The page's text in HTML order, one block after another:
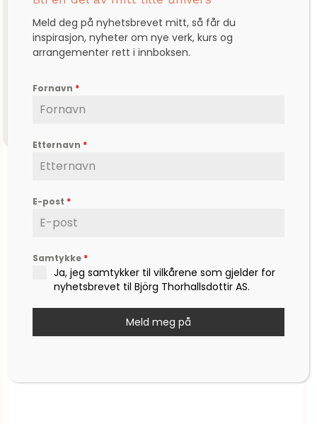
Stjernetegn Vannmannen
2.625,00
Meld deg på nyhetsbrevet mitt, så får du
inspirasjon, nyheter om nye verk, kurs og
arrangementer rett i innboksen.
Fornavn *
Etternavn *
E-post *
Samtykke *
Ja, jeg samtykker til vilkårene som gjelder for
nyhetsbrevet til Björg Thorhallsdottir AS.
Meld meg på